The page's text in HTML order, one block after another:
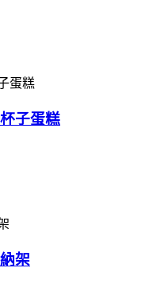
子蛋糕
架